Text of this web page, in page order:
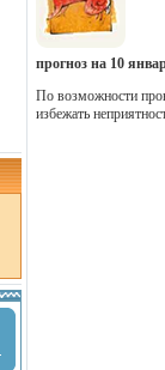
прогноз на 10
По возможности
избежать